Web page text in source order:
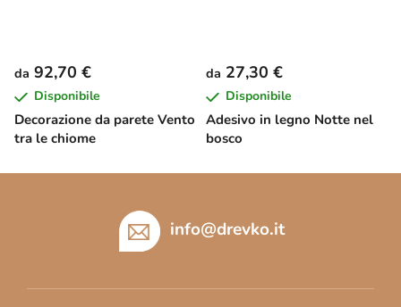
Decorazione da parete Vento
tra le chiome
da 92,70 €
Disponibile
Adesivo in legno Notte nel
bosco
da 27,30 €
Disponibile
info@drevko.it